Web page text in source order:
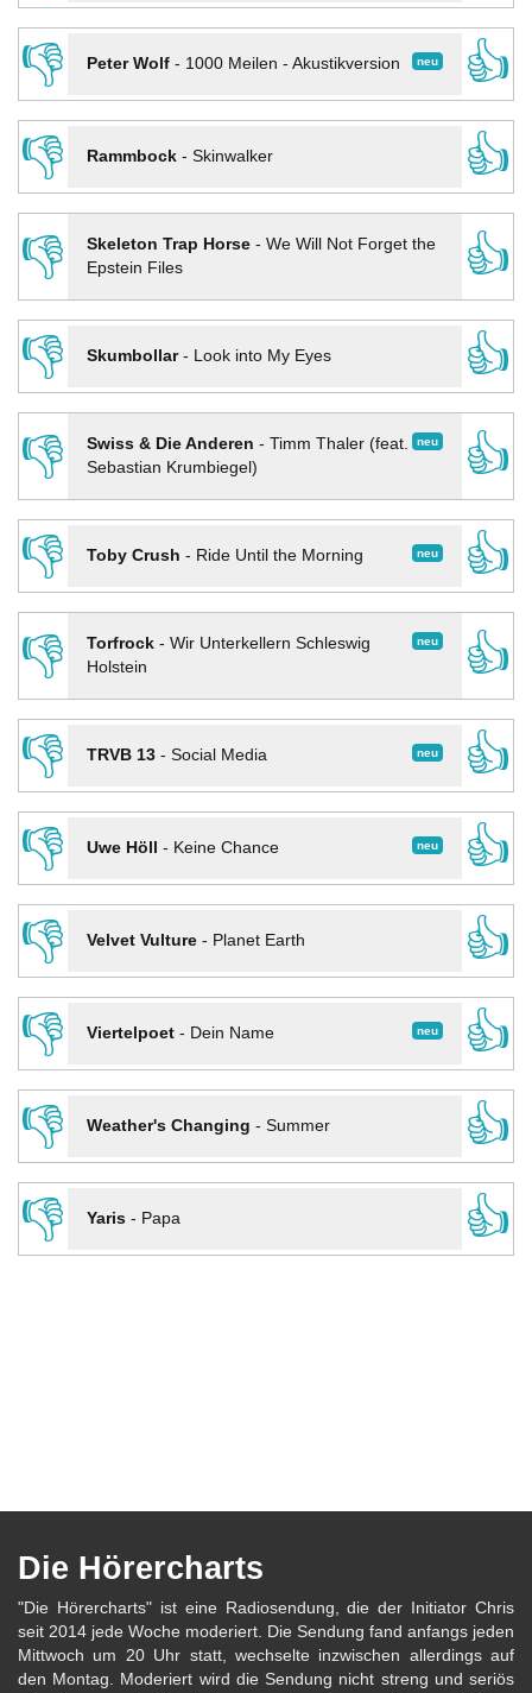
👎
neu
Peter Wolf- 1000 Meilen - Akustikversion
👍
👎
Rammbock- Skinwalker
👍
👎
Skeleton Trap Horse- We Will Not Forget the
Epstein Files
👍
👎
Skumbollar- Look into My Eyes
👍
👎
neu
Swiss & Die Anderen - Timm Thaler (feat.
Sebastian Krumbiegel)
👍
👎
neu
Toby Crush - Ride Until the Morning
👍
👎
neu
Torfrock- Wir Unterkellern Schleswig
Holstein
👍
👎
neu
TRVB 13- Social Media
👍
👎
neu
Uwe Höll - Keine Chance
👍
👎
Velvet Vulture- Planet Earth
👍
👎
neu
Viertelpoet- Dein Name
👍
👎
Weather's Changing - Summer
👍
👎
Yaris- Papa 👍
Die Hörercharts
"Die Hörercharts" ist eine Radiosendung, die der Initiator Chris
seit 2014 jede Woche moderiert. Die Sendung fand anfangs jeden
Mittwoch um 20 Uhr statt, wechselte inzwischen allerdings auf
den Montag. Moderiert wird die Sendung nicht streng und seriös